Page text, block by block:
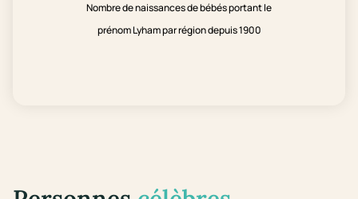
Nombre de naissances de bébés portant le
prénom Lyham par région depuis 1900